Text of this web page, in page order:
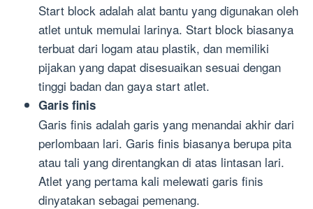
Start block adalah alat bantu yang digunakan oleh
atlet untuk memulai larinya. Start block biasanya
terbuat dari logam atau plastik, dan memiliki
pijakan yang dapat disesuaikan sesuai dengan
tinggi badan dan gaya start atlet.
Garis finis
Garis finis adalah garis yang menandai akhir dari
perlombaan lari. Garis finis biasanya berupa pita
atau tali yang direntangkan di atas lintasan lari.
Atlet yang pertama kali melewati garis finis
dinyatakan sebagai pemenang.